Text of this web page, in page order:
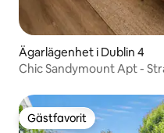
Ägarlägenhet i Dublin 4
Chic Sandymount Apt -
Gästfavorit
Gästfavorit